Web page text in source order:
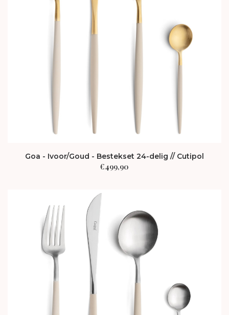
Goa - Ivoor/Goud - Bestekset 24-delig // Cutipol
€499,90